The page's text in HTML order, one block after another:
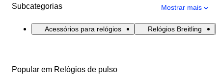
Subcategorias Mostrar mais
Acessórios para relógios Relógios Breitling
Popular em Relógios de pulso